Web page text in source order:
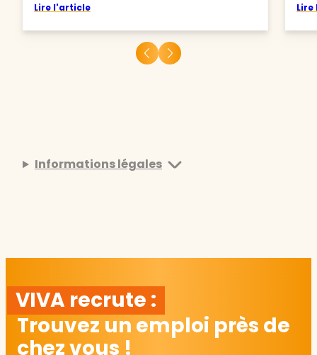
Lire l'article
Informations légales
VIVA recrute :
Trouvez un emploi près de
chez vous !